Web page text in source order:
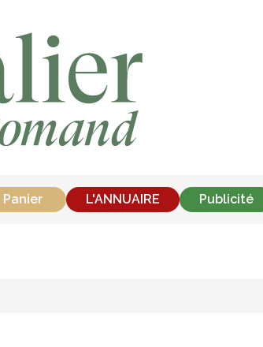
Panier L'ANNUAIRE Publicité